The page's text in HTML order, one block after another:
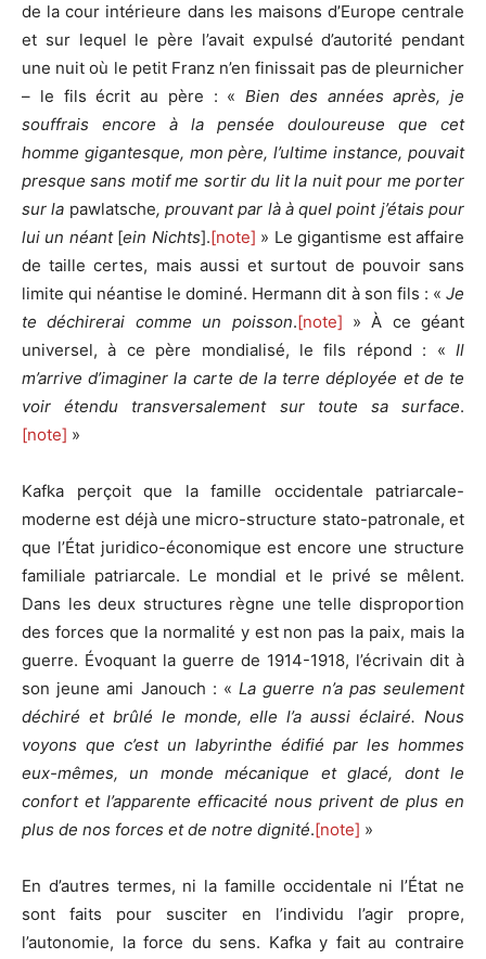
de la cour intérieure dans les maisons d’Europe centrale
et sur lequel le père l’avait expulsé d’autorité pendant
une nuit où le petit Franz n’en finissait pas de pleurnicher
– le fils écrit au père : « Bien des années après, je
souffrais encore à la pensée douloureuse que cet
homme gigantesque, mon père, l’ultime instance, pouvait
presque sans motif me sortir du lit la nuit pour me porter
sur la pawlatsche, prouvant par là à quel point j’étais pour
lui un néant[ein Nichts].[note] » Le gigantisme est affaire
de taille certes, mais aussi et surtout de pouvoir sans
limite qui néantise le dominé. Hermann dit à son fils : « Je
te déchirerai comme un poisson.[note] » À ce géant
universel, à ce père mondialisé, le fils répond : « Il
m’arrive d’imaginer la carte de la terre déployée et de te
voir étendu transversalement sur toute sa surface.
[note] »
Kafka perçoit que la famille occidentale patriarcale-
moderne est déjà une micro-structure stato-patronale, et
que l’État juridico-économique est encore une structure
familiale patriarcale. Le mondial et le privé se mêlent.
Dans les deux structures règne une telle disproportion
des forces que la normalité y est non pas la paix, mais la
guerre. Évoquant la guerre de 1914-1918, l’écrivain dit à
son jeune ami Janouch : «La guerre n’a pas seulement
déchiré et brûlé le monde, elle l’a aussi éclairé. Nous
voyons que c’est un labyrinthe édifié par les hommes
eux-mêmes, un monde mécanique et glacé, dont le
confort et l’apparente efficacité nous privent de plus en
plus de nos forces et de notre dignité.[note] »
En d’autres termes, ni la famille occidentale ni l’État ne
sont faits pour susciter en l’individu l’agir propre,
l’autonomie, la force du sens. Kafka y fait au contraire